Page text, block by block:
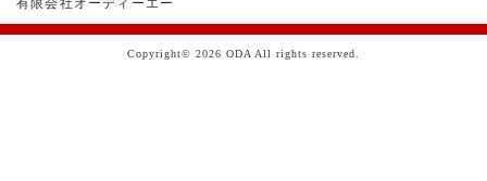
Copyright© 2026 ODA All rights reserved.